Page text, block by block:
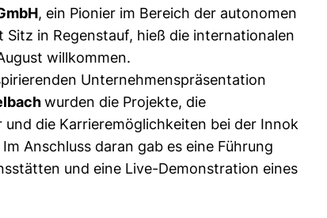
, ein Pionier im Bereich der autonomen
in Regenstauf, hieß die internationalen
willkommen.
Unternehmenspräsentation
wurden die Projekte, die
die Karrieremöglichkeiten bei der Innok
Anschluss daran gab es eine Führung
und eine Live-Demonstration eines